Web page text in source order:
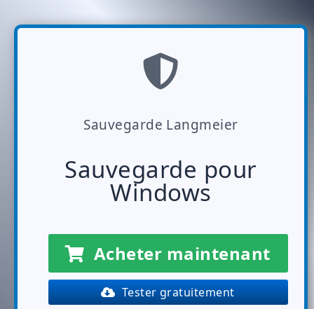
Sauvegarde Langmeier
Sauvegarde pour
Windows
Acheter maintenant
Tester gratuitement